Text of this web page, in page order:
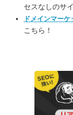
セスなしのサ
ドメインマーケ
こちら！